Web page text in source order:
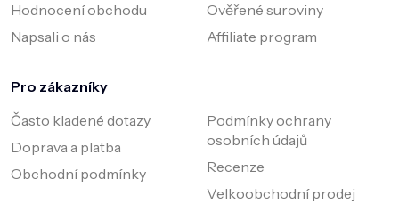
Hodnocení obchodu
Napsali o nás
Ověřené suroviny
Affiliate program
Pro zákazníky
Často kladené dotazy
Doprava a platba
Obchodní podmínky
Podmínky ochrany
osobních údajů
Recenze
Velkoobchodní prodej